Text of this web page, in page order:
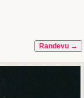
Randevu →